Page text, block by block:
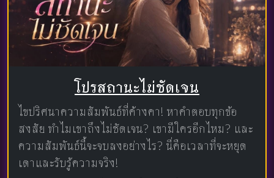
โปรสถานะไม่ชัดเจน
ไขปริศนาความสัมพันธ์ที่ค้างคา! หาคำตอบทุกข้อ
สงสัย ทำไมเขาถึงไม่ชัดเจน? เขามีใครอีกไหม? และ
ความสัมพันธ์นี้จะจบลงอย่างไร? นี่คือเวลาที่จะหยุด
เดาและรับรู้ความจริง!